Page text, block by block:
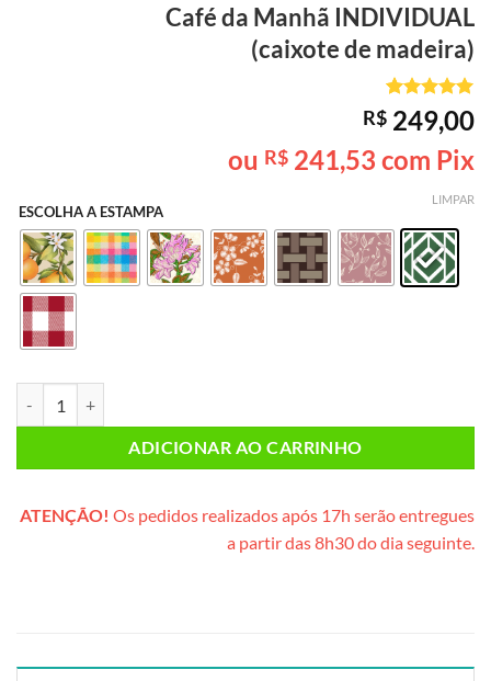
Café da Manhã INDIVIDUAL
(caixote de madeira)
Avaliado
como5de
5, com
baseado em
4
de clientes
R$ 249,00
ou R$ 241,53 com Pix
ESCOLHA A ESTAMPA
LIMPAR
ADICIONAR AO CARRINHO
ATENÇÃO! Os pedidos realizados após 17h serão entregues
a partir das 8h30 do dia seguinte.